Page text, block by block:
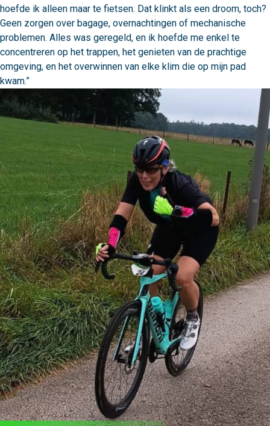
hoefde ik alleen maar te fietsen. Dat klinkt als een droom, toch?
Geen zorgen over bagage, overnachtingen of mechanische
problemen. Alles was geregeld, en ik hoefde me enkel te
concentreren op het trappen, het genieten van de prachtige
omgeving, en het overwinnen van elke klim die op mijn pad
kwam.”